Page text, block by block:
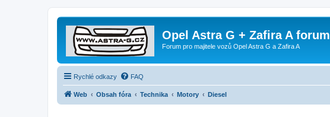
Opel Astra G + Zafira A forum
Forum pro majitele vozů Opel Astra G a Zafira A
Rychlé odkazy FAQ
Web Obsah fóra Technika Motory Diesel